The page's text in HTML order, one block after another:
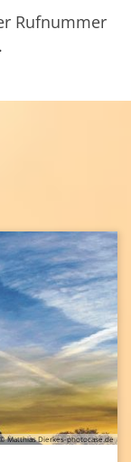
Rufnummer
© Matthias Dierkes-photocase.de